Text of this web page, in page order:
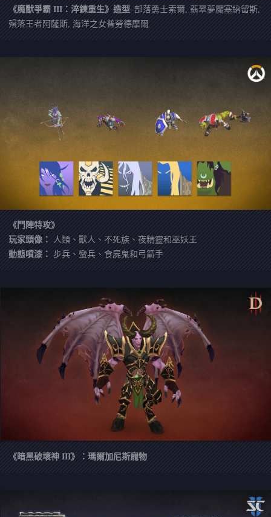
《魔獸爭霸 III：淬鍊重生》造型–部落勇士索爾, 翡翠夢魘塞納留斯,
殞落王者阿薩斯, 海洋之女普勞德摩爾
《鬥陣特攻》
玩家頭像：
人類、獸人、不死族、夜精靈和巫妖王
動態噴漆： 步兵、蠻兵、食屍鬼和弓箭手
《暗黑破壞神 III》：瑪爾加尼斯寵物